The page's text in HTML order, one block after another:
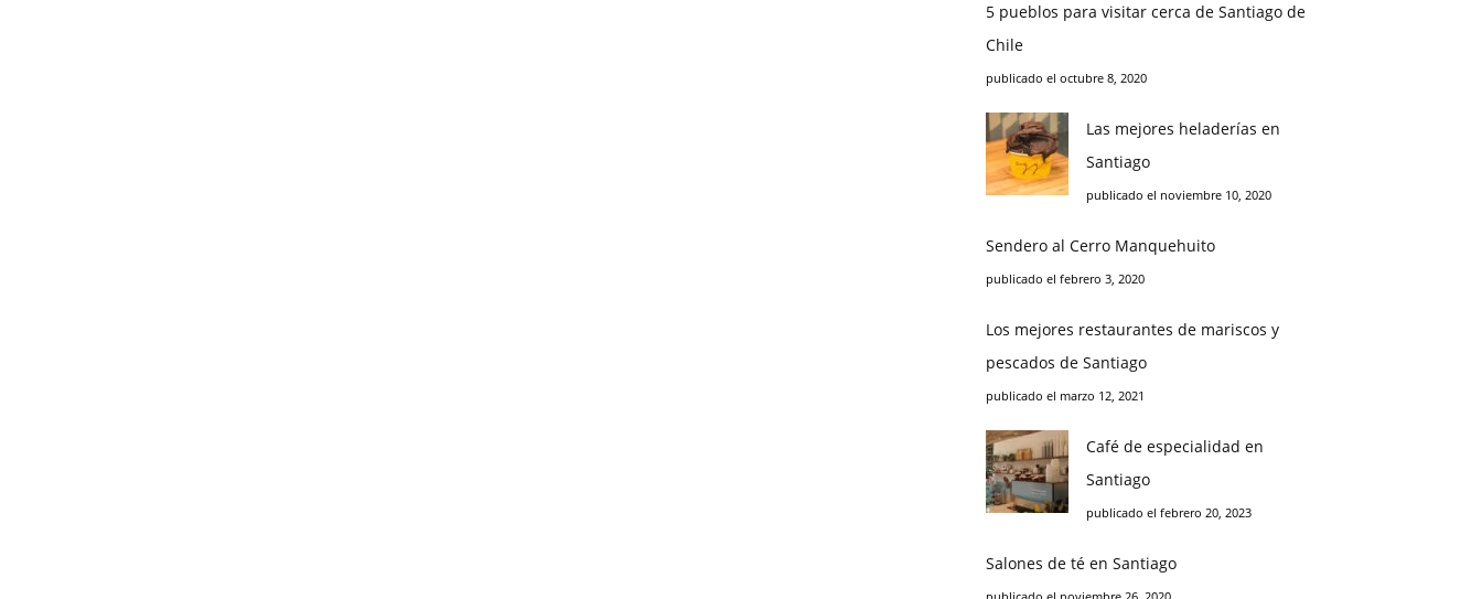
5 pueblos para visitar cerca de Santiago de
Chile
publicado el octubre 8, 2020
Las mejores heladerías en
Santiago
publicado el noviembre 10, 2020
Sendero al Cerro Manquehuito
publicado el febrero 3, 2020
Los mejores restaurantes de mariscos y
pescados de Santiago
publicado el marzo 12, 2021
Café de especialidad en
Santiago
publicado el febrero 20, 2023
Salones de té en Santiago